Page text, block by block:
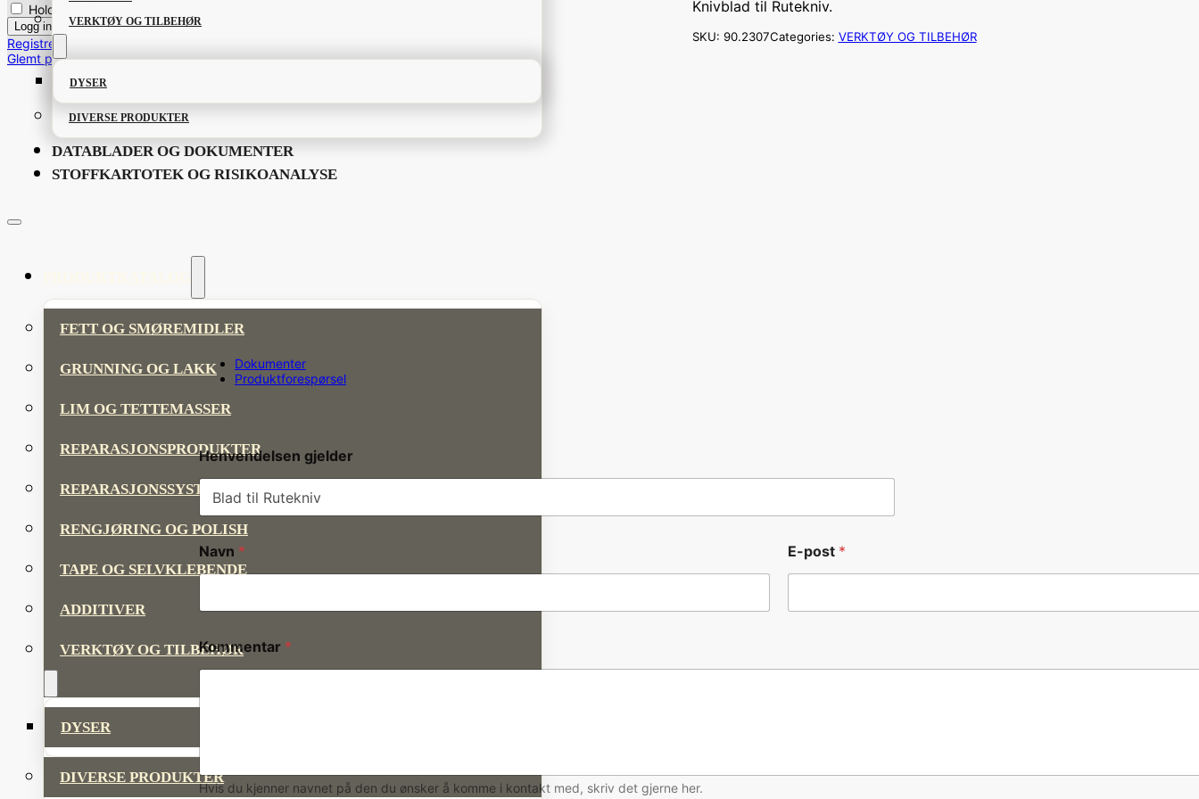
VERKTØY OG TILBEHØR
DYSER
DIVERSE PRODUKTER
DATABLADER OG DOKUMENTER
STOFFKARTOTEK OG RISIKOANALYSE
FETT OG SMØREMIDLER
GRUNNING OG LAKK
LIM OG TETTEMASSER
REPARASJONSPRODUKTER
REPARASJONSSYSTEMER
RENGJØRING OG POLISH
TAPE OG SELVKLEBENDE
ADDITIVER
VERKTØY OG TILBEHØR
DYSER
DIVERSE PRODUKTER
Hold meg innlogget
Registrere bruker
Glemt passordet?
Knivblad til Rutekniv.
SKU: 90.2307Categories: VERKTØY OG TILBEHØR
Dokumenter
Produktforespørsel
Henvendelsen gjelder
Navn * E-post *
Kommentar *
Hvis du kjenner navnet på den du ønsker å komme i kontakt med, skriv det gjerne her.